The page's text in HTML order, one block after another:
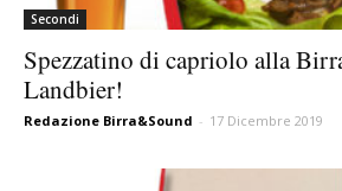
Secondi
Spezzatino di capriolo alla
Landbier!
Redazione Birra&Sound - 17 Dicembre 2019